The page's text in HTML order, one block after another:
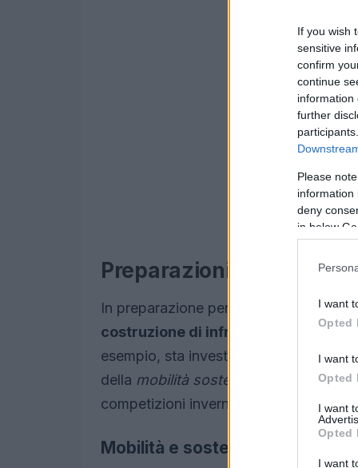
If you wish
sensitive
confirm
continue
information
further
Please
information
deny
in below
I want
Opted
I want
Opted
I want
Opted
I want
Preparazioni e
In preparazione per le Olimpiadi,
costruzione di infrastrutture
che
esempio, sta investendo nella
della mobilità sostenibile
, mentre
competizioni invernali con strutture
Mobilità e sostenibilità